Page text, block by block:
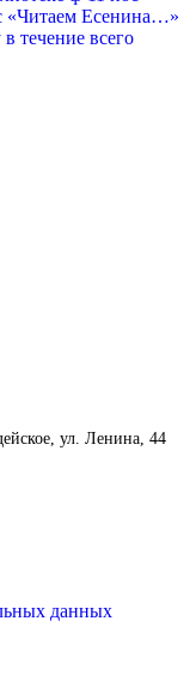
«Читаем Есенина…»
течение всего
ул. Ленина, 44
данных